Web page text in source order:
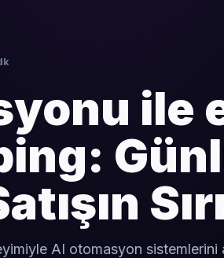
ile
AI otomasyon sistemlerini